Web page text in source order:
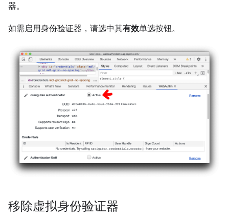
器。
如需启用身份验证器，请选中其有效单选按钮。
移除虚拟身份验证器